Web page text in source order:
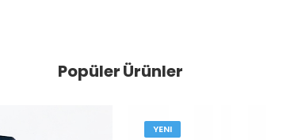
Popüler Ürünler
YENI